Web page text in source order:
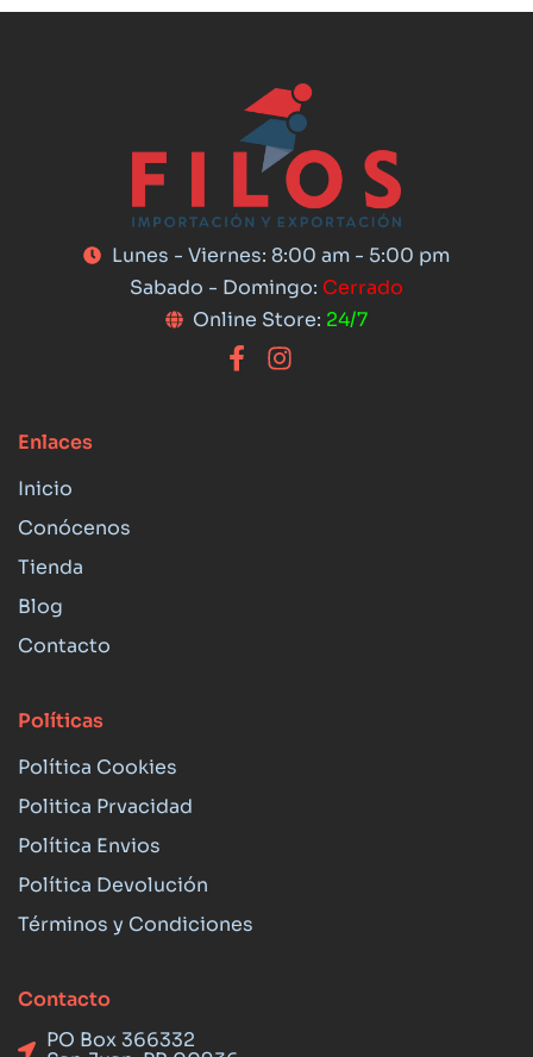
Lunes - Viernes: 8:00 am - 5:00 pm
Sabado - Domingo: Cerrado
Online Store: 24/7
Enlaces
Inicio
Conócenos
Tienda
Blog
Contacto
Políticas
Política Cookies
Politica Prvacidad
Política Envios
Política Devolución
Términos y Condiciones
Contacto
PO Box 366332